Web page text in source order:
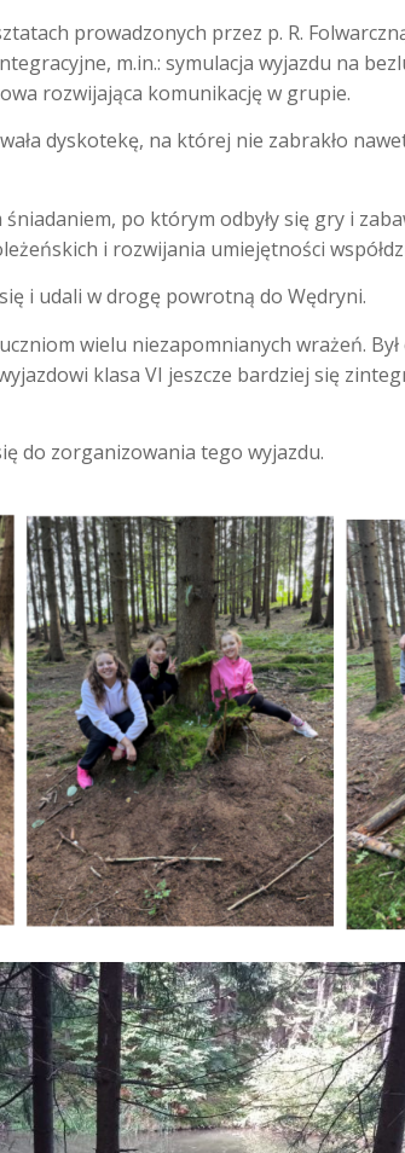
prowadzonych przez p. R.
m.in.: symulacja wyjazdu na
rozwijająca komunikację w grupie.
dyskotekę, na której nie zabrakło
po którym odbyły się gry i
i rozwijania umiejętności
i udali w drogę powrotną do Wędryni.
wielu niezapomnianych wrażeń.
klasa VI jeszcze bardziej się
do zorganizowania tego wyjazdu.